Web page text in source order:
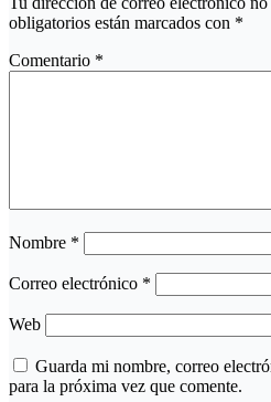
obligatorios están marcados con *
Comentario *
Nombre *
Correo electrónico *
Web
Guarda mi nombre, correo
para la próxima vez que comente.